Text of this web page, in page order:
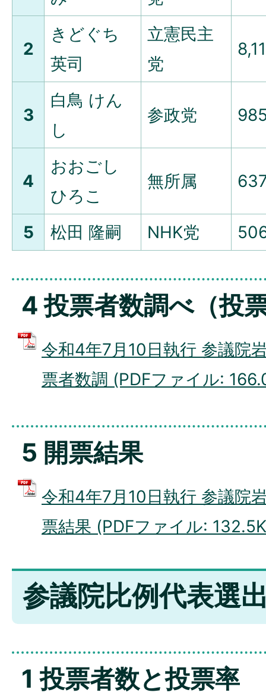
2
きどぐち
英司
立憲民主
党
3
白鳥 けん
し
参政党
4
おおごし
ひろこ
無所属
5 松田 隆嗣 NHK党
4 投票者数調べ（投
令和4年7月10日執行 参議院
票者数調 (PDFファイル:
5 開票結果
令和4年7月10日執行 参議院
票結果 (PDFファイル:
参議院比例代表選
1 投票者数と投票率